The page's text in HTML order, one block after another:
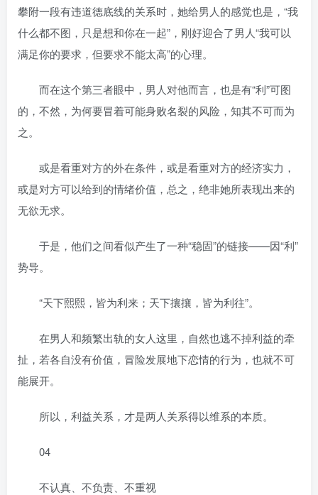
攀附一段有违道德底线的关系时，她给男人的感觉也是，“我
什么都不图，只是想和你在一起”，刚好迎合了男人“我可以
满足你的要求，但要求不能太高”的心理。
而在这个第三者眼中，男人对他而言，也是有“利”可图
的，不然，为何要冒着可能身败名裂的风险，知其不可而为
之。
或是看重对方的外在条件，或是看重对方的经济实力，
或是对方可以给到的情绪价值，总之，绝非她所表现出来的
无欲无求。
于是，他们之间看似产生了一种“稳固”的链接——因“利”
势导。
“天下熙熙，皆为利来；天下攘攘，皆为利往”。
在男人和频繁出轨的女人这里，自然也逃不掉利益的牵
扯，若各自没有价值，冒险发展地下恋情的行为，也就不可
能展开。
所以，利益关系，才是两人关系得以维系的本质。
04
不认真、不负责、不重视